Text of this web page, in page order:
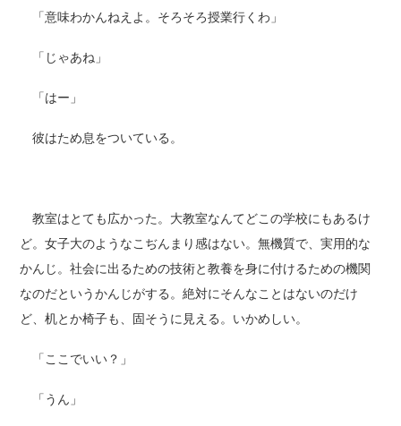
「意味わかんねえよ。そろそろ授業行くわ」
「じゃあね」
「はー」
彼はため息をついている。
教室はとても広かった。大教室なんてどこの学校にもあるけ
ど。女子大のようなこぢんまり感はない。無機質で、実用的な
かんじ。社会に出るための技術と教養を身に付けるための機関
なのだというかんじがする。絶対にそんなことはないのだけ
ど、机とか椅子も、固そうに見える。いかめしい。
「ここでいい？」
「うん」